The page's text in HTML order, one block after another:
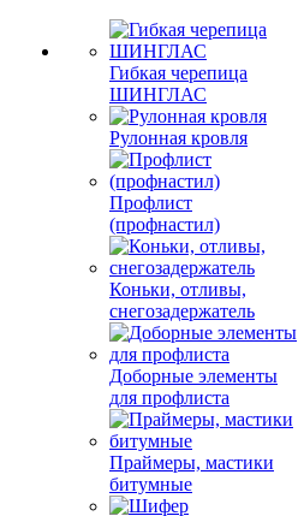
Гибкая черепица
ШИНГЛАС
Рулонная кровля
Профлист
(профнастил)
Коньки, отливы,
снегозадержатель
Доборные элементы
для профлиста
Праймеры, мастики
битумные